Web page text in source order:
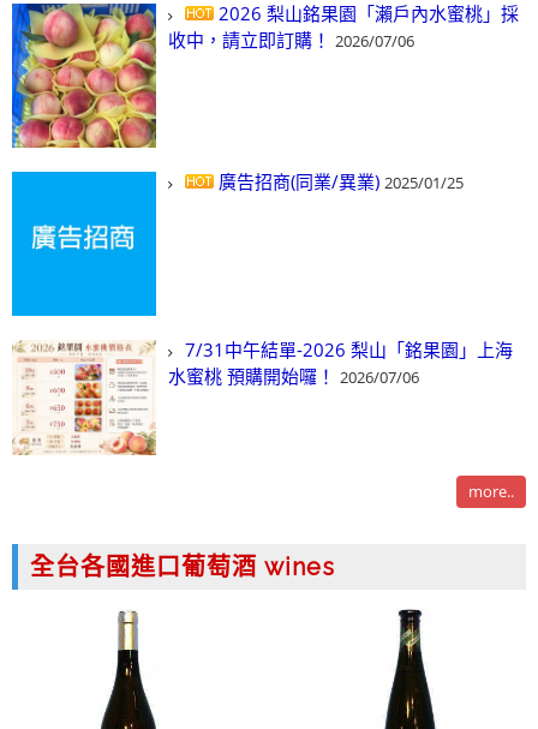
2026 梨山銘果園「瀨戶內水蜜桃」採
收中，請立即訂購！ 2026/07/06
廣告招商(同業/異業) 2025/01/25
7/31中午結單-2026 梨山「銘果園」上海
水蜜桃 預購開始囉！ 2026/07/06
more..
全台各國進口葡萄酒 wines